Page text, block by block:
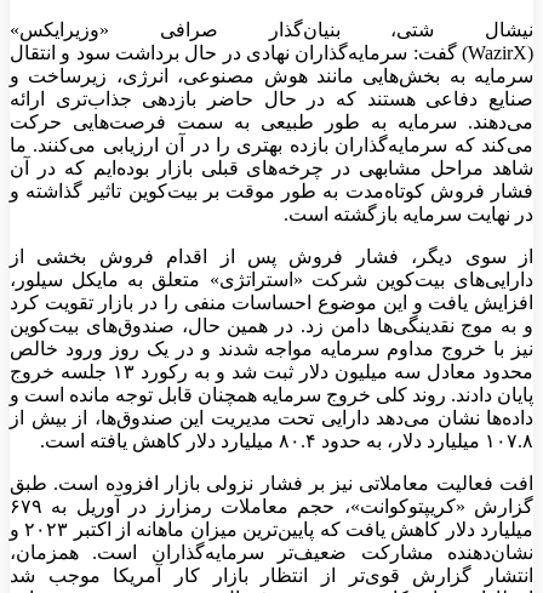
نیشال شتی، بنیان‌گذار صرافی «وزیرایکس»
(WazirX) گفت: سرمایه‌گذاران نهادی در حال برداشت سود و انتقال
سرمایه به بخش‌هایی مانند هوش مصنوعی، انرژی، زیرساخت و
صنایع دفاعی هستند که در حال حاضر بازدهی جذاب‌تری ارائه
می‌دهند. سرمایه به طور طبیعی به سمت فرصت‌هایی حرکت
می‌کند که سرمایه‌گذاران بازده بهتری را در آن ارزیابی می‌کنند. ما
شاهد مراحل مشابهی در چرخه‌های قبلی بازار بوده‌ایم که در آن
فشار فروش کوتاه‌مدت به طور موقت بر بیت‌کوین تاثیر گذاشته و
در نهایت سرمایه بازگشته است.
از سوی دیگر، فشار فروش پس از اقدام فروش بخشی از
دارایی‌های بیت‌کوین شرکت «استراتژی» متعلق به مایکل سیلور،
افزایش یافت و این موضوع احساسات منفی را در بازار تقویت کرد
و به موج نقدینگی‌ها دامن زد. در همین حال، صندوق‌های بیت‌کوین
نیز با خروج مداوم سرمایه مواجه شدند و در یک روز ورود خالص
محدود معادل سه میلیون دلار ثبت شد و به رکورد ۱۳ جلسه خروج
پایان دادند. روند کلی خروج سرمایه همچنان قابل توجه مانده است و
داده‌ها نشان می‌دهد دارایی تحت مدیریت این صندوق‌ها، از بیش از
۱۰۷.۸ میلیارد دلار، به حدود ۸۰.۴ میلیارد دلار کاهش یافته است.
افت فعالیت معاملاتی نیز بر فشار نزولی بازار افزوده است. طبق
گزارش «کریپتوکوانت»، حجم معاملات رمزارز در آوریل به ۶۷۹
میلیارد دلار کاهش یافت که پایین‌ترین میزان ماهانه از اکتبر ۲۰۲۳ و
نشان‌دهنده مشارکت ضعیف‌تر سرمایه‌گذاران است. همزمان،
انتشار گزارش قوی‌تر از انتظار بازار کار آمریکا موجب شد